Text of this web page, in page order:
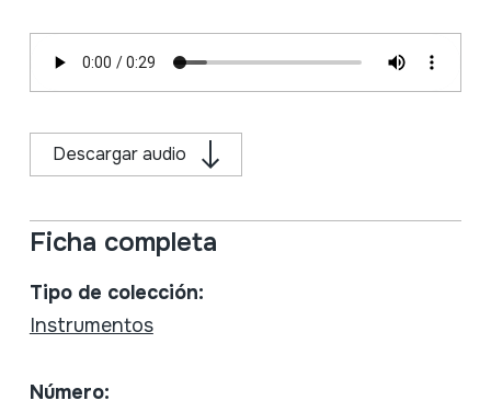
Descargar audio
Ficha completa
Tipo de colección:
Instrumentos
Número: